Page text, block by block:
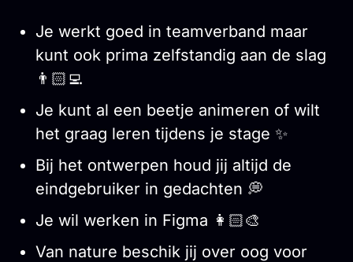
Je werkt goed in teamverband maar
kunt ook prima zelfstandig aan de slag
👨🏻‍💻
Je kunt al een beetje animeren of wilt
het graag leren tijdens je stage ✨
Bij het ontwerpen houd jij altijd de
eindgebruiker in gedachten 💭
Je wil werken in Figma 👩🏻‍🎨
Van nature beschik jij over oog voor